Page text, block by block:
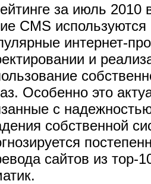
за июль
CMS
интернет-
и
Особенно это
с
собственной
сайтов из